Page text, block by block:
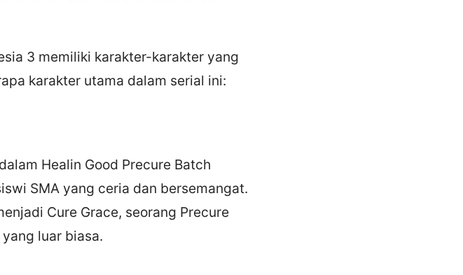
3 memiliki karakter-karakter yang
karakter utama dalam serial ini:
Healin Good Precure Batch
SMA yang ceria dan bersemangat.
Cure Grace, seorang Precure
luar biasa.